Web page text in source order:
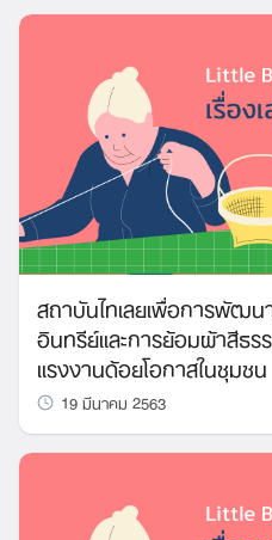
สถาบันไทเลยเพื่อการพัฒน
อินทรีย์และการย้อมผ้าสีธ
แรงงานด้อยโอกาสในชุมชน
19 มีนาคม 2563